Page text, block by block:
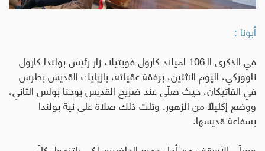
أبونا :
في الذكرى الـ106 لميلاد كارول فويتيلا، زار رئيس بولندا كارول
ناووركي، اليوم الاثنين، برفقة عقيلته، بازيليك القديس بطرس
في الفاتيكان، حيث صلّى عند ضريح القديس يوحنا بولس الثاني،
ووضع إكليلاً من الزهور. وتلت ذلك صلاة على نية بولندا
بسفاعة قديسها.